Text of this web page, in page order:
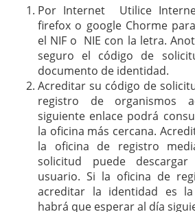
Por Internet Utilice
firefox o google Chorme
el NIF o NIE con la letra.
seguro el código de
documento de identidad.
Acreditar su código de
registro de organismos
siguiente enlace podrá
la oficina más cercana.
la oficina de registro
solicitud puede
usuario. Si la oficina de
acreditar la identidad es
habrá que esperar al día